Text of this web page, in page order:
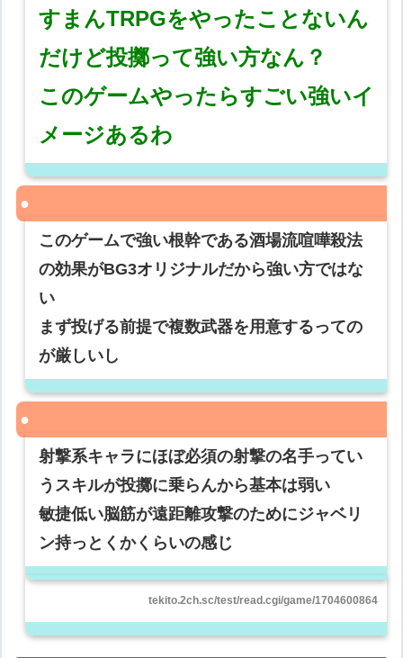
すまんTRPGをやったことないん
だけど投擲って強い方なん？
このゲームやったらすごい強いイ
メージあるわ
このゲームで強い根幹である酒場流喧嘩殺法
の効果がBG3オリジナルだから強い方ではな
い
まず投げる前提で複数武器を用意するっての
が厳しいし
射撃系キャラにほぼ必須の射撃の名手ってい
うスキルが投擲に乗らんから基本は弱い
敏捷低い脳筋が遠距離攻撃のためにジャベリ
ン持っとくかくらいの感じ
tekito.2ch.sc/test/read.cgi/game/1704600864